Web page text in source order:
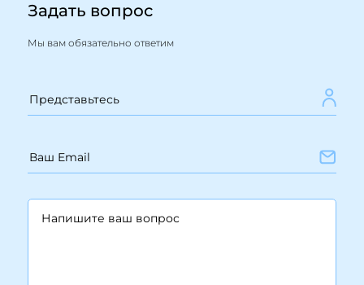
Задать вопрос
Мы вам обязательно ответим